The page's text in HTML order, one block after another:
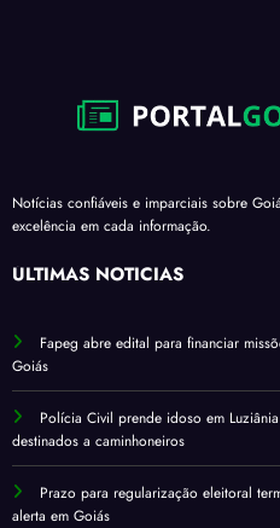
Notícias confiáveis e imparciais sobre
excelência em cada informação.
ÚLTIMAS NOTÍCIAS
Fapeg abre edital para financiar
Goiás
Polícia Civil prende idoso em
destinados a caminhoneiros
Prazo para regularização eleitoral
alerta em Goiás